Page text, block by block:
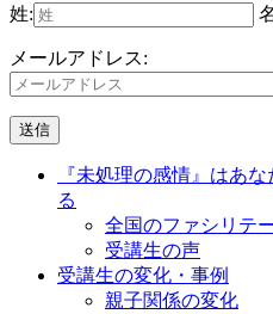
姓:
メールアドレス:
『未処理の感情』はあ
る
全国のファシリテ
受講生の声
受講生の変化・事例
親子関係の変化